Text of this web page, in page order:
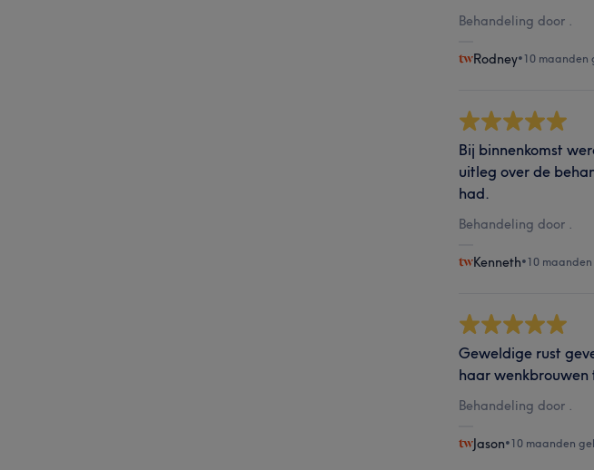
Behandeling door .
Rodney•10 maanden
Bij binnenkomst
uitleg over de
had.
Behandeling door .
Kenneth•10
Geweldige rust
haar wenkbrouwen
Behandeling door .
Jason•10 maanden